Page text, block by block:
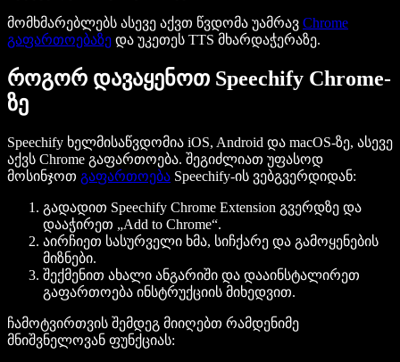
მომხმარებლებს ასევე აქვთ წვდომა უამრავ Chrome
გაფართოებაზე და უკეთეს TTS მხარდაჭერაზე.
როგორ დავაყენოთ Speechify Chrome-
ზე
Speechify ხელმისაწვდომია iOS, Android და macOS-ზე, ასევე
აქვს Chrome გაფართოება. შეგიძლიათ უფასოდ
მოსინჯოთ გაფართოება Speechify-ის ვებგვერდიდან:
გადადით Speechify Chrome Extension გვერდზე და
დააჭირეთ „Add to Chrome“.
აირჩიეთ სასურველი ხმა, სიჩქარე და გამოყენების
მიზნები.
შექმენით ახალი ანგარიში და დააინსტალირეთ
გაფართოება ინსტრუქციის მიხედვით.
ჩამოტვირთვის შემდეგ მიიღებთ რამდენიმე
მნიშვნელოვან ფუნქციას: